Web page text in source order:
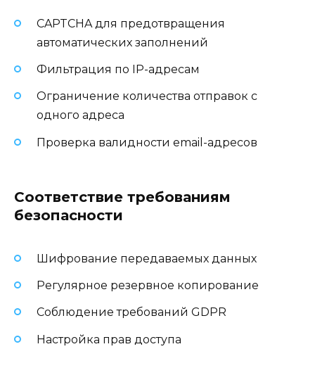
CAPTCHA для предотвращения
автоматических заполнений
Фильтрация по IP-адресам
Ограничение количества отправок с
одного адреса
Проверка валидности email-адресов
Соответствие требованиям
безопасности
Шифрование передаваемых данных
Регулярное резервное копирование
Соблюдение требований GDPR
Настройка прав доступа